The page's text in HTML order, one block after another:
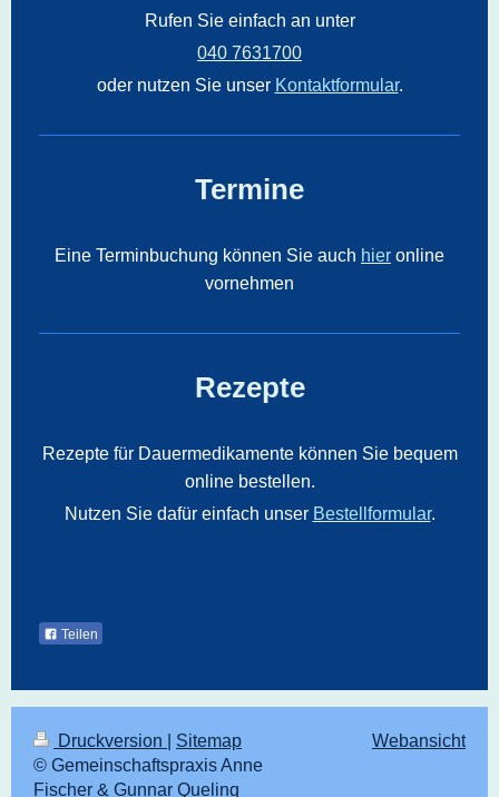
Rufen Sie einfach an unter
040 7631700
oder nutzen Sie unser Kontaktformular.
Termine
Eine Terminbuchung können Sie auch hier online
vornehmen
Rezepte
Rezepte für Dauermedikamente können Sie bequem
online bestellen.
Nutzen Sie dafür einfach unser Bestellformular.
Teilen
Druckversion
Sitemap
© Gemeinschaftspraxis Anne
Fischer & Gunnar Queling
Webansicht